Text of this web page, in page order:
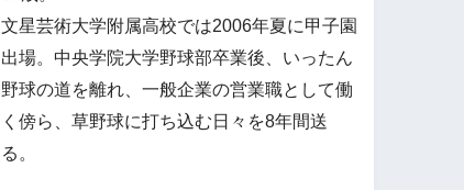
文星芸術大学附属高校では2006年夏に甲子園
出場。中央学院大学野球部卒業後、いったん
野球の道を離れ、一般企業の営業職として働
く傍ら、草野球に打ち込む日々を8年間送
る。